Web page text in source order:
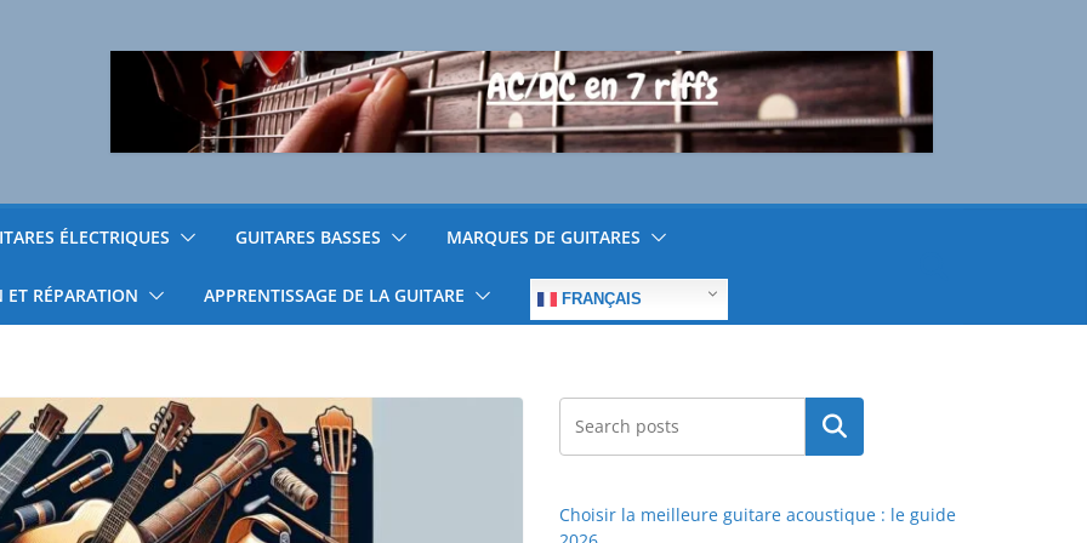
ÉLECTRIQUES GUITARES BASSES MARQUES DE GUITARES
ET RÉPARATION APPRENTISSAGE DE LA GUITARE FRANÇAIS
Rechercher
Choisir la meilleure guitare acoustique : le guide